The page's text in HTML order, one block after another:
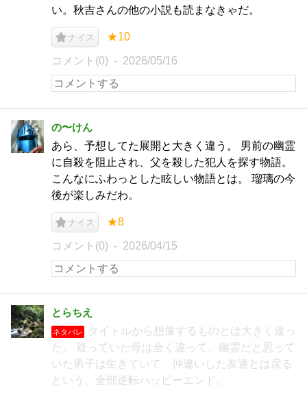
い。秋吉さんの他の小説も読まなきゃだ。
ナイス ★10
コメント(0) 2026/05/16
の〜けん
あら、予想してた展開と大きく違う。 男前の幽霊
に自殺を阻止され、父を殺した犯人を探す物語。
こんなにふわっとした眩しい物語とは。 瑠璃の今
後が楽しみだわ。
ナイス ★8
コメント(0) 2026/04/15
とらちえ
ネタバレ
タイトルから想像するものとは大きく違っ
た。 疑っていた母は全く違って、幽霊だと思って
いた男子は生きていて、仲違いした友達とは戻る
という、全部逆転ハッピーエンド。